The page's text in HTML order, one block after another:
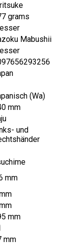
grams
Mabushii
(Wa)
mm
und
mm
mm
mm